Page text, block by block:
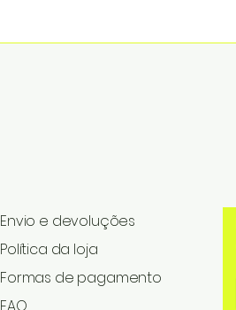
Envio e devoluções
Política da loja
Formas de pagamento